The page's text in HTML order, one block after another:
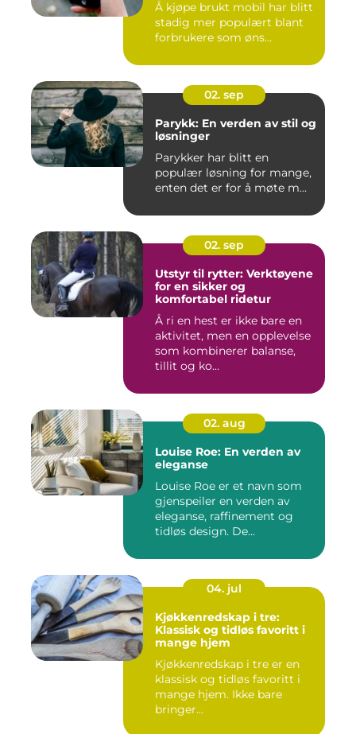
Å kjøpe brukt mobil har blitt
stadig mer populært blant
forbrukere som øns...
02. sep
Parykk: En verden av stil og
løsninger
Parykker har blitt en
populær løsning for mange,
enten det er for å møte m...
02. sep
Utstyr til rytter: Verktøyene
for en sikker og
komfortabel ridetur
Å ri en hest er ikke bare en
aktivitet, men en opplevelse
som kombinerer balanse,
tillit og ko...
02. aug
Louise Roe: En verden av
eleganse
Louise Roe er et navn som
gjenspeiler en verden av
eleganse, raffinement og
tidløs design. De...
04. jul
Kjøkkenredskap i tre:
Klassisk og tidløs favoritt i
mange hjem
Kjøkkenredskap i tre er en
klassisk og tidløs favoritt i
mange hjem. Ikke bare
bringer...